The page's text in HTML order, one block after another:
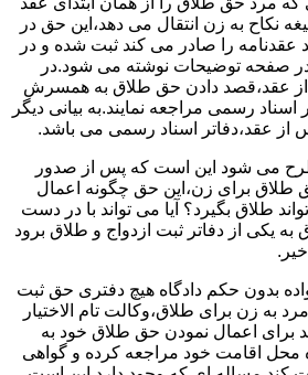
نکاح به زن انتقال می دهد،این حق در
عقدنامه را صادر می کند ثبت شده و در
صفحه توضیحات نوشته می شود.در
از عقد،قصد دادن حق طلاق به همسرش
اسناد رسمی مراجعه نمایند.به بیانی دیگر
عقد،دفاتر اسناد رسمی می باشد.
می شود این است که پس از صدور
طلاق برای زن،این حق چگونه اعمال
طلاق بگیرد؟ آیا می تواند با در دست
یکی از دفاتر ثبت ازدواج و طلاق برود
بدون حکم دادگاه هیچ دفتری حق ثبت
به زن برای طلاق،وکالت تام الاختیار
برای اعمال نمودن حق طلاق خود به
محل اقامت خود مراجعه کرده و گواهی